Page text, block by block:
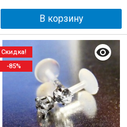
В корзину
Скидка!
-85%